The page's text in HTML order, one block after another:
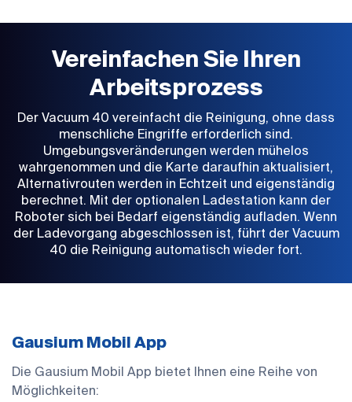
Vereinfachen Sie Ihren
Arbeitsprozess
Der Vacuum 40 vereinfacht die Reinigung, ohne dass
menschliche Eingriffe erforderlich sind.
Umgebungsveränderungen werden mühelos
wahrgenommen und die Karte daraufhin aktualisiert,
Alternativrouten werden in Echtzeit und eigenständig
berechnet. Mit der optionalen Ladestation kann der
Roboter sich bei Bedarf eigenständig aufladen. Wenn
der Ladevorgang abgeschlossen ist, führt der Vacuum
40 die Reinigung automatisch wieder fort.
Gausium Mobil App
Die Gausium Mobil App bietet Ihnen eine Reihe von
Möglichkeiten: